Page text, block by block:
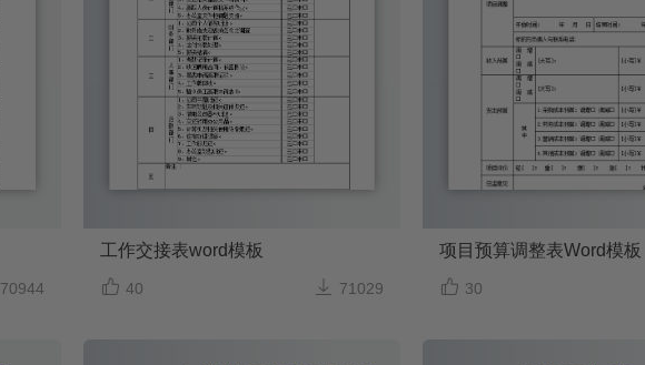
70944
工作交接表word模板
 40  71029
项目预算调整表Word模板
 30